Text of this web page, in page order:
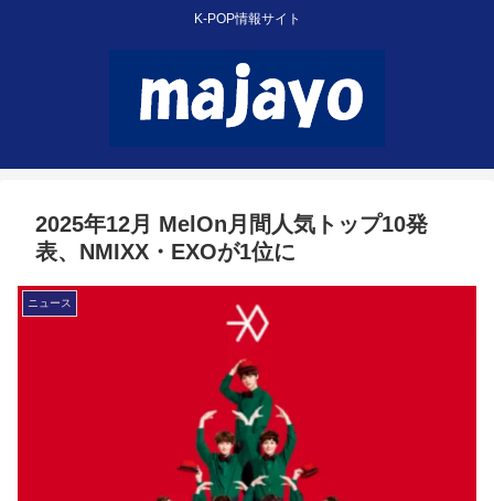
K-POP情報サイト
2025年12月 MelOn月間人気トップ10発
表、NMIXX・EXOが1位に
ニュース